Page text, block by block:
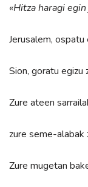
«Hitza haragi
Jerusalem, ospatu
Sion, goratu egizu
Zure ateen
zure seme-alabak
Zure mugetan